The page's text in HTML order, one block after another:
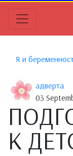
Я и
адверта
03
К